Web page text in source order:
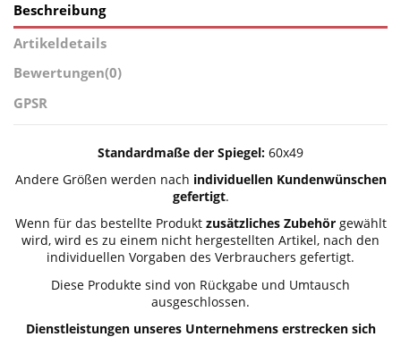
Beschreibung
Artikeldetails
Bewertungen(0)
GPSR
Standardmaße der Spiegel: 60x49
Andere Größen werden nach individuellen Kundenwünschen
gefertigt.
Wenn für das bestellte Produkt zusätzliches Zubehörgewählt
wird, wird es zu einem nicht hergestellten Artikel, nach den
individuellen Vorgaben des Verbrauchers gefertigt.
Diese Produkte sind von Rückgabe und Umtausch
ausgeschlossen.
Dienstleistungen unseres Unternehmens erstrecken sich